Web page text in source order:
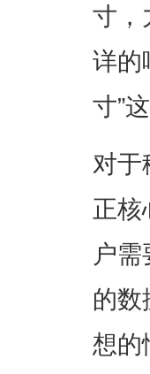
寸，
详的
寸”
对于
正
户
的数
想的